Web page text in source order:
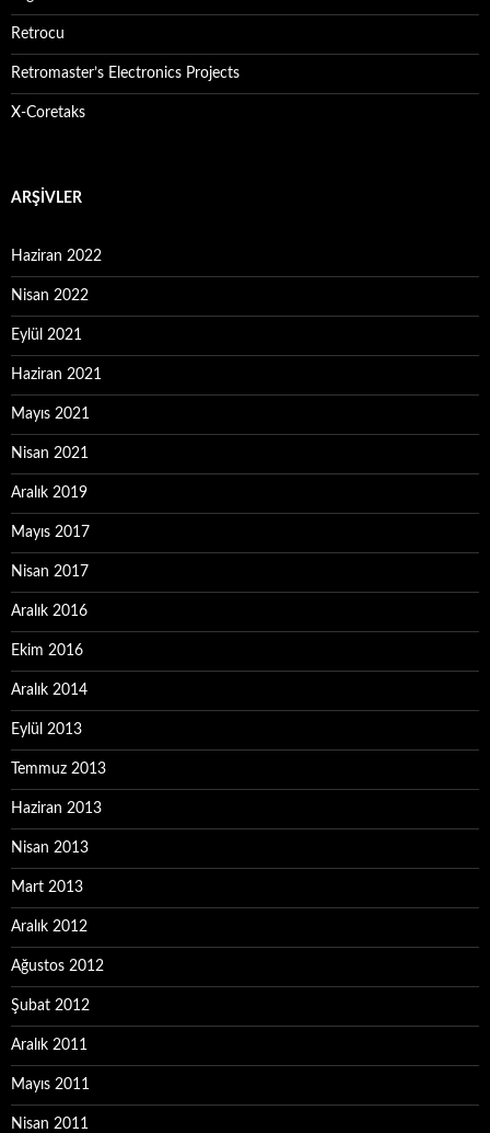
Retrocu
Retromaster’s Electronics Projects
X-Coretaks
ARŞIVLER
Haziran 2022
Nisan 2022
Eylül 2021
Haziran 2021
Mayıs 2021
Nisan 2021
Aralık 2019
Mayıs 2017
Nisan 2017
Aralık 2016
Ekim 2016
Aralık 2014
Eylül 2013
Temmuz 2013
Haziran 2013
Nisan 2013
Mart 2013
Aralık 2012
Ağustos 2012
Şubat 2012
Aralık 2011
Mayıs 2011
Nisan 2011